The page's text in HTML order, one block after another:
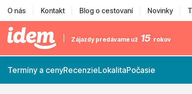
O nás Kontakt Blog o cestovaní Novinky
Zájazdy predávame už 15 rokov
Termíny a cenyRecenzieLokalitaPočasie